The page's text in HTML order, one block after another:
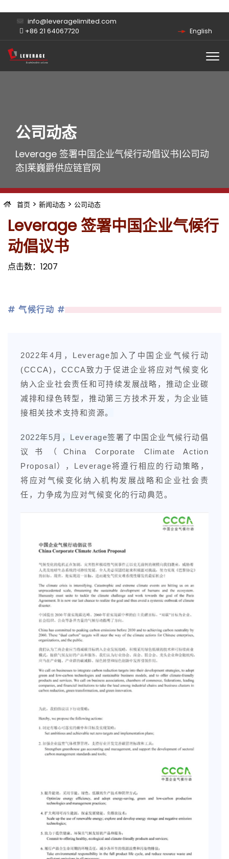
info@leveragelimited.com
+86 21 64067720
English
公司动态
Leverage 签署中国企业气候行动倡议书|公司动
态|莱巍爵供应链官网
首页 > 新闻动态 > 公司动态
Leverage 签署中国企业气候行
动倡议书
点击数： 1207
# 气候行动 #
2022年4月，Leverage加入了中国企业气候行动
(CCCA)，CCCA致力于促进企业将应对气候变化
纳入企业社会责任和可持续发展战略，推动企业碳
减排和绿色转型，推动第三方技术开发，为企业链
接相关技术支持和资源。
2022年5月，Leverage签署了中国企业气候行动倡
议书（China Corporate Climate Action
Proposal），Leverage将遵行相应的行动策略，
将应对气候变化纳入机构发展战略和企业社会责
任，力争成为应对气候变化的行动典范。